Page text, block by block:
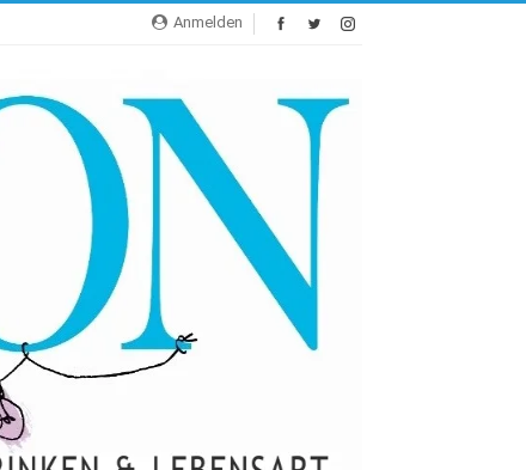
Anmelden